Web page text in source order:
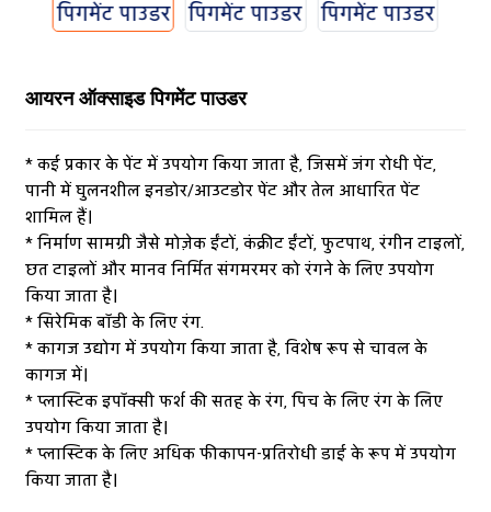
आयरन ऑक्साइड पिगमेंट पाउडर
* कई प्रकार के पेंट में उपयोग किया जाता है, जिसमें जंग रोधी पेंट,
पानी में घुलनशील इनडोर/आउटडोर पेंट और तेल आधारित पेंट
शामिल हैं।
* निर्माण सामग्री जैसे मोज़ेक ईंटों, कंक्रीट ईंटों, फुटपाथ, रंगीन टाइलों,
छत टाइलों और मानव निर्मित संगमरमर को रंगने के लिए उपयोग
किया जाता है।
* सिरेमिक बॉडी के लिए रंग.
* कागज उद्योग में उपयोग किया जाता है, विशेष रूप से चावल के
कागज में।
* प्लास्टिक इपॉक्सी फर्श की सतह के रंग, पिच के लिए रंग के लिए
उपयोग किया जाता है।
* प्लास्टिक के लिए अधिक फीकापन-प्रतिरोधी डाई के रूप में उपयोग
किया जाता है।